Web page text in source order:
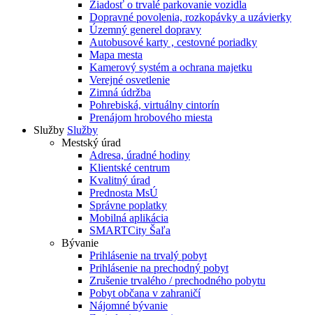
Žiadosť o trvalé parkovanie vozidla
Dopravné povolenia, rozkopávky a uzávierky
Územný generel dopravy
Autobusové karty , cestovné poriadky
Mapa mesta
Kamerový systém a ochrana majetku
Verejné osvetlenie
Zimná údržba
Pohrebiská, virtuálny cintorín
Prenájom hrobového miesta
Služby Služby
Mestský úrad
Adresa, úradné hodiny
Klientské centrum
Kvalitný úrad
Prednosta MsÚ
Správne poplatky
Mobilná aplikácia
SMARTCity Šaľa
Bývanie
Prihlásenie na trvalý pobyt
Prihlásenie na prechodný pobyt
Zrušenie trvalého / prechodného pobytu
Pobyt občana v zahraničí
Nájomné bývanie